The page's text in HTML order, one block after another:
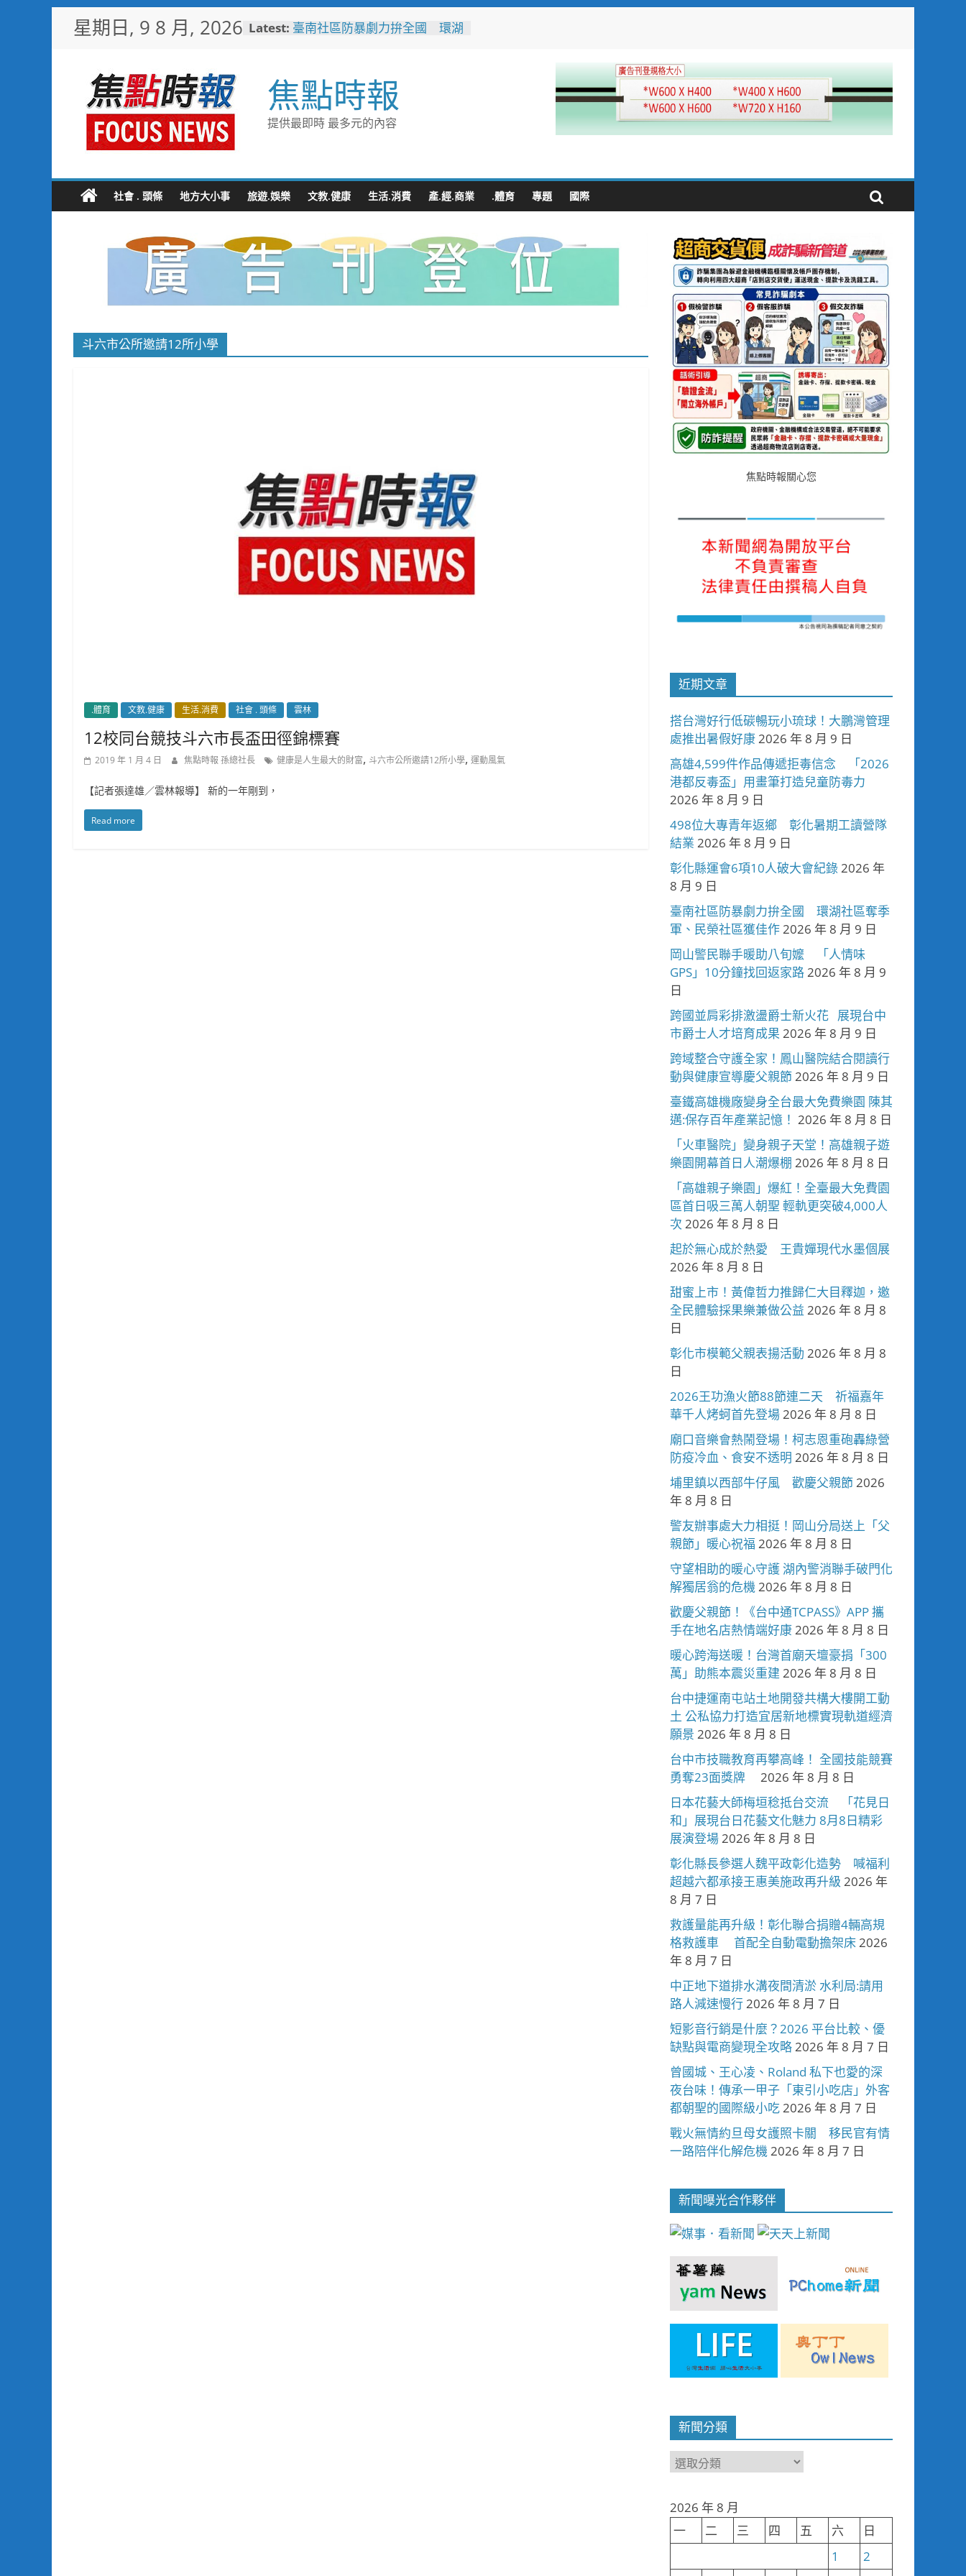
星期日, 9 8 月, 2026 Latest: 臺南社區防暴劇力拚全國 環湖
高雄4,599件作品傳遞拒毒信
念 「2026港都反毒盃」用畫
筆打造兒童防毒力
498位大專青年返鄉 彰化暑期
焦點時報
提供最即時 最多元的內容
社會 . 頭條 地方大小事 旅遊.娛樂 文教.健康 生活.消費 產.經.商業 .體育 專題 國際
斗六市公所邀請12所小學
.體育 文教.健康 生活.消費 社會 . 頭條 雲林
12校同台競技斗六市長盃田徑錦標賽
2019 年 1 月 4 日 焦點時報 孫總社長 健康是人生最大的財富, 斗六市公所邀請12所小學, 運動風氣
【記者張達雄／雲林報導】 新的一年剛到，
Read more
焦點時報關心您
近期文章
搭台灣好行低碳暢玩小琉球！大鵬灣管理
處推出暑假好康2026 年 8 月 9 日
高雄4,599件作品傳遞拒毒信念 「2026
港都反毒盃」用畫筆打造兒童防毒力
2026 年 8 月 9 日
498位大專青年返鄉 彰化暑期工讀營隊
結業 2026 年 8 月 9 日
彰化縣運會6項10人破大會紀錄2026 年
8 月 9 日
臺南社區防暴劇力拚全國 環湖社區奪季
軍、民榮社區獲佳作2026 年 8 月 9 日
岡山警民聯手暖助八旬嬤 「人情味
GPS」10分鐘找回返家路2026 年 8 月 9
日
跨國並肩彩排激盪爵士新火花 展現台中
市爵士人才培育成果 2026 年 8 月 9 日
跨域整合守護全家！鳳山醫院結合閱讀行
動與健康宣導慶父親節2026 年 8 月 9 日
臺鐵高雄機廠變身全台最大免費樂園 陳其
邁:保存百年產業記憶！ 2026 年 8 月 8 日
「火車醫院」變身親子天堂！高雄親子遊
樂園開幕首日人潮爆棚 2026 年 8 月 8 日
「高雄親子樂園」爆紅！全臺最大免費園
區首日吸三萬人朝聖 輕軌更突破4,000人
次 2026 年 8 月 8 日
起於無心成於熱愛 王貴嬋現代水墨個展
2026 年 8 月 8 日
甜蜜上市！黃偉哲力推歸仁大目釋迦，邀
全民體驗採果樂兼做公益 2026 年 8 月 8
日
彰化市模範父親表揚活動 2026 年 8 月 8
日
2026王功漁火節88節連二天 祈福嘉年
華千人烤蚵首先登場2026 年 8 月 8 日
廟口音樂會熱鬧登場！柯志恩重砲轟綠營
防疫冷血、食安不透明 2026 年 8 月 8 日
埔里鎮以西部牛仔風 歡慶父親節2026
年 8 月 8 日
警友辦事處大力相挺！岡山分局送上「父
親節」暖心祝福 2026 年 8 月 8 日
守望相助的暖心守護 湖內警消聯手破門化
解獨居翁的危機2026 年 8 月 8 日
歡慶父親節！《台中通TCPASS》APP 攜
手在地名店熱情端好康2026 年 8 月 8 日
暖心跨海送暖！台灣首廟天壇豪捐「300
萬」助熊本震災重建 2026 年 8 月 8 日
台中捷運南屯站土地開發共構大樓開工動
土 公私協力打造宜居新地標實現軌道經濟
願景 2026 年 8 月 8 日
台中市技職教育再攀高峰！ 全國技能競賽
勇奪23面獎牌
2026 年 8 月 8 日
日本花藝大師梅垣稔抵台交流 「花見日
和」展現台日花藝文化魅力 8月8日精彩
展演登場2026 年 8 月 8 日
彰化縣長參選人魏平政彰化造勢 喊福利
超越六都承接王惠美施政再升級 2026 年
8 月 7 日
救護量能再升級！彰化聯合捐贈4輛高規
格救護車 首配全自動電動擔架床2026
年 8 月 7 日
中正地下道排水溝夜間清淤 水利局:請用
路人減速慢行2026 年 8 月 7 日
短影音行銷是什麼？2026 平台比較、優
缺點與電商變現全攻略2026 年 8 月 7 日
曾國城、王心凌、Roland 私下也愛的深
夜台味！傳承一甲子「東引小吃店」外客
都朝聖的國際級小吃2026 年 8 月 7 日
戰火無情約旦母女護照卡關 移民官有情
一路陪伴化解危機2026 年 8 月 7 日
新聞曝光合作夥伴
新聞分類
新
類
2026 年 8 月
一
二 三 四 五 六
日
1
2